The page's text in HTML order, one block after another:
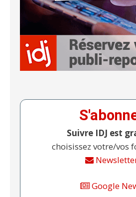
Suivre IDJ est
choisissez votre/vos
Google